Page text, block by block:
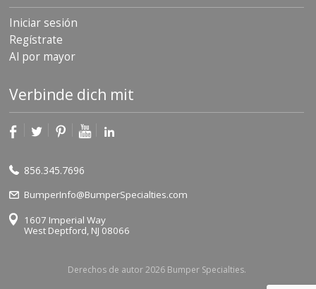
Iniciar sesión
Regístrate
Al por mayor
Verbinde dich mit
856.345.7696
BumperInfo@BumperSpecialties.com
1607 Imperial Way
West Deptford, NJ 08066
Derechos de autor 2026 Bumper Specialties.